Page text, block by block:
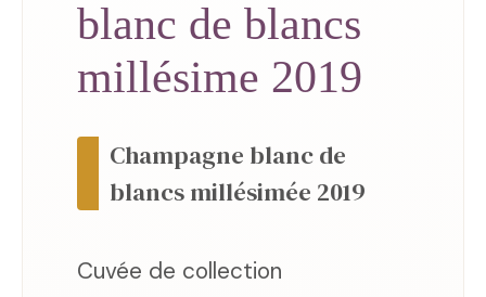
blanc de blancs
millésime 2019
Champagne blanc de
blancs millésimée 2019
Cuvée de collection